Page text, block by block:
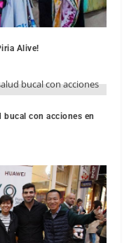
Alive!
bucal con acciones en